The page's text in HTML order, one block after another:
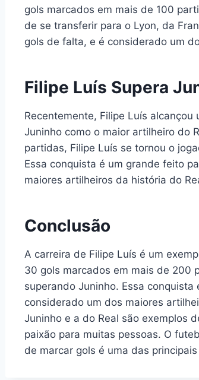
gols marcados em mais de 100
de se transferir para o Lyon, da
gols de falta, e é considerado um
Filipe Luís Supera
Recentemente, Filipe Luís
Juninho como o maior artilheiro do
partidas, Filipe Luís se tornou o
Essa conquista é um grande feito
maiores artilheiros da história do
Conclusão
A carreira de Filipe Luís é um
30 gols marcados em mais de 200
superando Juninho. Essa
considerado um dos maiores
Juninho e a do Real são exemplos
paixão para muitas pessoas. O
de marcar gols é uma das